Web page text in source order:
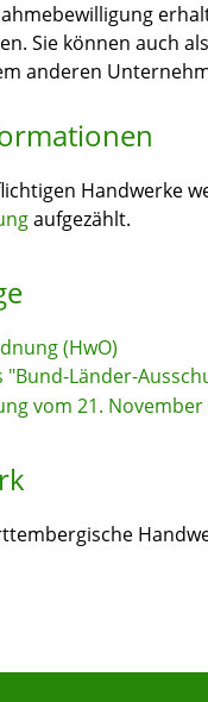
Sie können auch
anderen
Handwerke
aufgezählt.
(HwO)
"Bund-Länder-
vom 21. November